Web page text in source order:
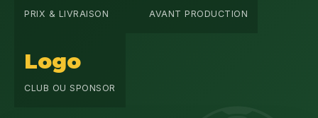
PRIX & LIVRAISON AVANT PRODUCTION
Logo
CLUB OU SPONSOR